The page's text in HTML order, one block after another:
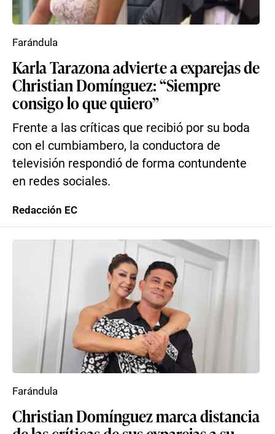
Karla Tarazona advierte a exparejas de
Christian Domínguez: “Siempre
consigo lo que quiero”
Frente a las críticas que recibió por su boda
con el cumbiambero, la conductora de
televisión respondió de forma contundente
en redes sociales.
Farándula
Redacción EC
Christian Domínguez marca distancia
Farándula